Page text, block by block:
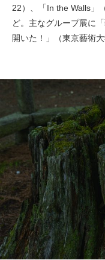
22）、「In the Walls」
ど。主なグループ展に
開いた！」（東京藝術